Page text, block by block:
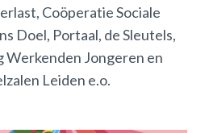
Coöperatie Sociale
Doel, Portaal, de Sleutels,
Jongeren en
Leiden e.o.